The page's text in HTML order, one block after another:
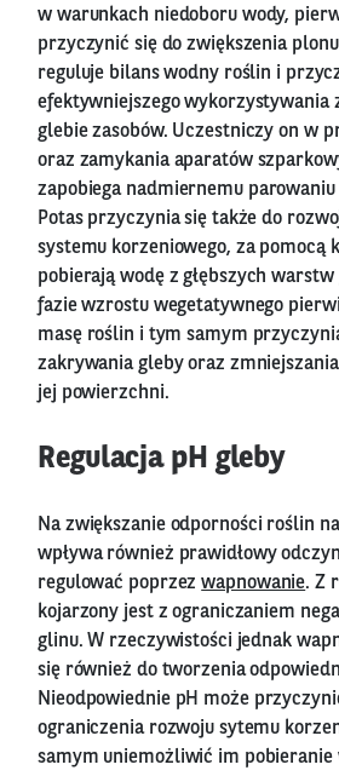
w warunkach niedoboru wody,
przyczynić się do zwiększenia
reguluje bilans wodny roślin i
efektywniejszego wykorzystywania
glebie zasobów. Uczestniczy on w
oraz zamykania aparatów
zapobiega nadmiernemu
Potas przyczynia się także do
systemu korzeniowego, za pomocą
pobierają wodę z głębszych
fazie wzrostu wegetatywnego
masę roślin i tym samym
zakrywania gleby oraz
jej powierzchni.
Regulacja pH gleby
Na zwiększanie odporności roślin
wpływa również prawidłowy
regulować poprzezwapnowanie. Z
kojarzony jest z ograniczaniem
glinu. W rzeczywistości jednak
się również do tworzenia
Nieodpowiednie pH może
ograniczenia rozwoju sytemu
samym uniemożliwić im pobieranie